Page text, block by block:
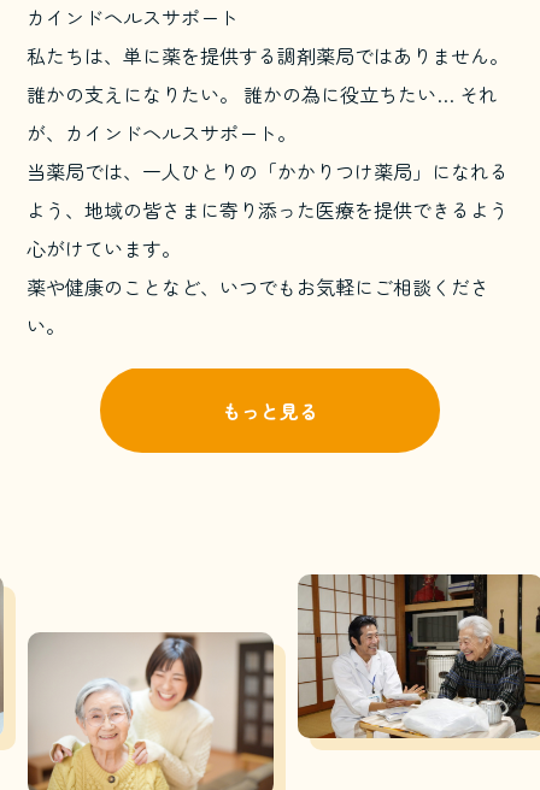
カインドヘルスサポート
私たちは、単に薬を提供する調剤薬局ではありません。
誰かの支えになりたい。 誰かの為に役立ちたい… それ
が、カインドヘルスサポート。
当薬局では、一人ひとりの「かかりつけ薬局」になれる
よう、地域の皆さまに寄り添った医療を提供できるよう
心がけています。
薬や健康のことなど、いつでもお気軽にご相談くださ
い。
もっと見る